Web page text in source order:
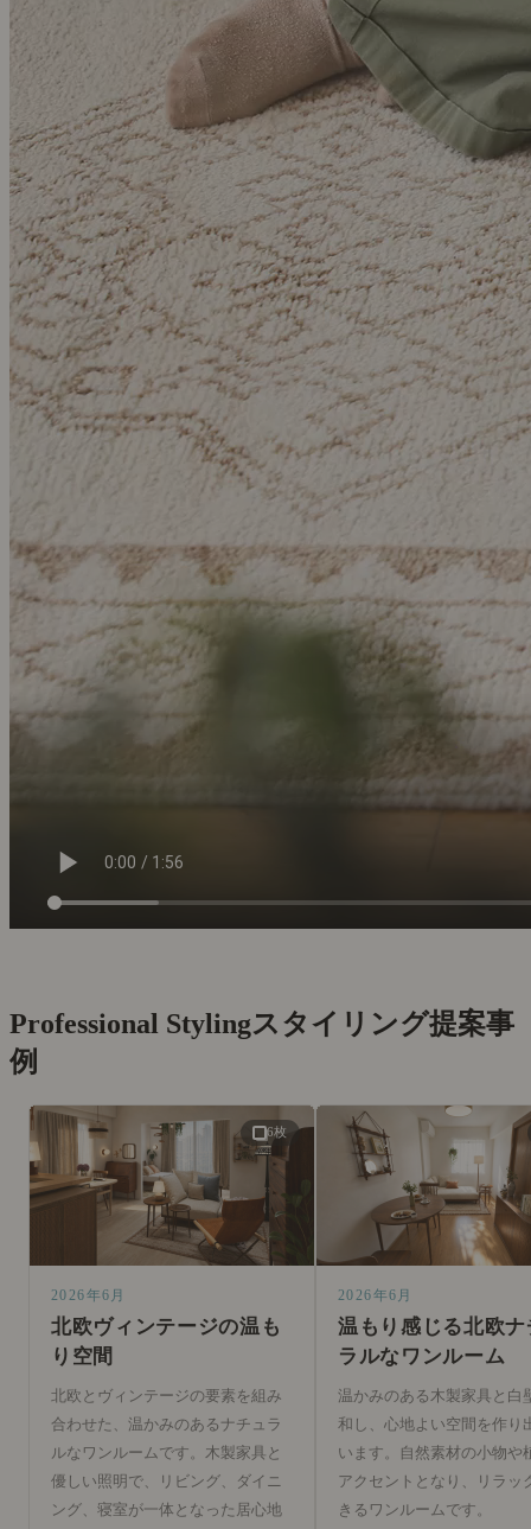
Professional Stylingスタイリング提案事
例
6枚
2026年6月
北欧ヴィンテージの温も
り空間
北欧とヴィンテージの要素を組み
合わせた、温かみのあるナチュラ
ルなワンルームです。木製家具と
優しい照明で、リビング、ダイニ
ング、寝室が一体となった居心地
2026年6月
温もり感じる北欧ナ
ラルなワンルーム
温かみのある木製家具と白
和し、心地よい空間を作り
います。自然素材の小物や
アクセントとなり、リラッ
きるワンルームです。